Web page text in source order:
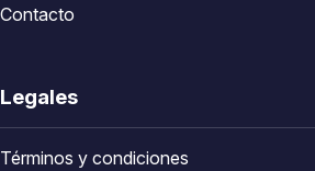
Contacto
Legales
Términos y condiciones